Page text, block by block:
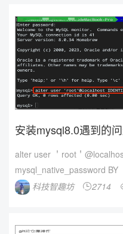
安装mysql8.0遇到的
alter user ＇root＇
mysql_native_password BY
科技智趣坊
2714